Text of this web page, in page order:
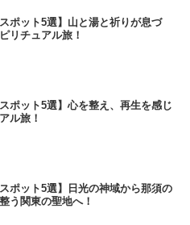
ポット5選】山と湯と祈りが息づ
リチュアル旅！
ポット5選】心を整え、再生を感じ
ル旅！
ポット5選】日光の神域から那須の
う関東の聖地へ！